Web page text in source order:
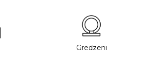
Gredzeni